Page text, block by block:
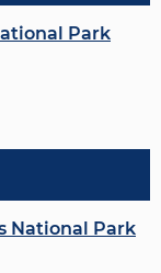
Park
National Park